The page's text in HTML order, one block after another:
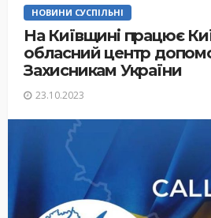
НОВИНИ СУСПІЛЬНІ
На Київщині працює
обласний центр
Захисникам України
23.10.2023